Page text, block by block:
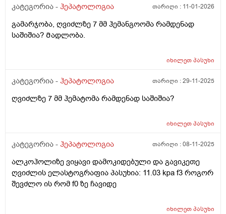
კატეგორია - ჰეპატოლოგია თარიღი : 11-01-2026
გამარჯობა, ღვიძლზე 7 მმ ჰემანგოომა რამდენად
საშიშია? Მადლობა.
იხილეთპასუხი
კატეგორია - ჰეპატოლოგია თარიღი :29-11-2025
ღვიძლზე 7 მმ ჰემატომა რამდენად საშიშია?
იხილეთპასუხი
კატეგორია - ჰეპატოლოგია თარიღი :08-11-2025
ალკოჰოლიზე ვიყავი დამოკიდებული და გავიკეთე
ღვიძლის ელასტოგრაფია პასუხია: 11.03 kpa f3 როგორ
შევძლო ის რომ f0 ზე ჩავიდე
იხილეთპასუხი